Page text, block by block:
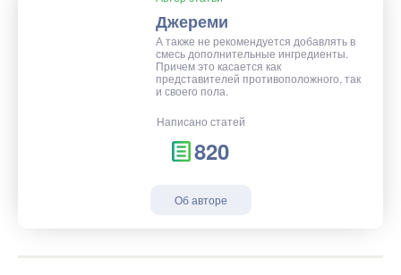
Джереми
А также не рекомендуется добавлять в
смесь дополнительные ингредиенты.
Причем это касается как
представителей противоположного, так
и своего пола.
Написано статей
820
Об авторе